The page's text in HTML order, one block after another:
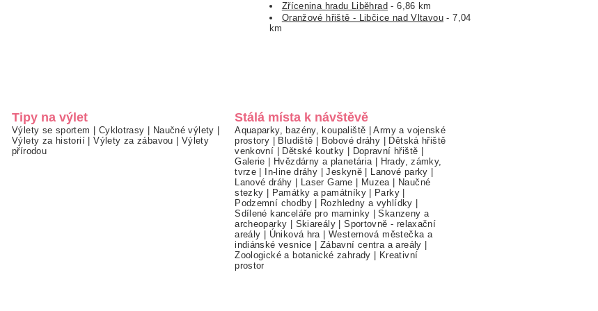
Zřícenina hradu Liběhrad - 6,86 km
Oranžové hřiště - Libčice nad Vltavou - 7,04
km
Tipy na výlet
Výlety se sportem | Cyklotrasy | Naučné výlety |
Výlety za historií |Výlety za zábavou | Výlety
přírodou
Stálá místa k návštěvě
Aquaparky, bazény, koupaliště |Army a vojenské
prostory | Bludiště | Bobové dráhy | Dětská hřiště
venkovní | Dětské koutky | Dopravní hřiště |
Galerie | Hvězdárny a planetária | Hrady, zámky,
tvrze | In-line dráhy |Jeskyně | Lanové parky |
Lanové dráhy | Laser Game | Muzea | Naučné
stezky | Památky a památníky| Parky |
Podzemní chodby| Rozhledny a vyhlídky |
Sdílené kanceláře pro maminky |Skanzeny a
archeoparky | Skiareály |Sportovně - relaxační
areály | Úniková hra |Westernová městečka a
indiánské vesnice | Zábavní centra a areály |
Zoologické a botanické zahrady | Kreativní
prostor